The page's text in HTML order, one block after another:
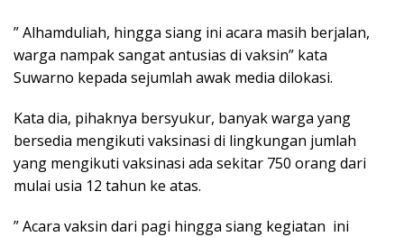
” Alhamduliah, hingga siang ini acara masih berjalan,
warga nampak sangat antusias di vaksin” kata
Suwarno kepada sejumlah awak media dilokasi.
Kata dia, pihaknya bersyukur, banyak warga yang
bersedia mengikuti vaksinasi di lingkungan jumlah
yang mengikuti vaksinasi ada sekitar 750 orang dari
mulai usia 12 tahun ke atas.
” Acara vaksin dari pagi hingga siang kegiatan ini